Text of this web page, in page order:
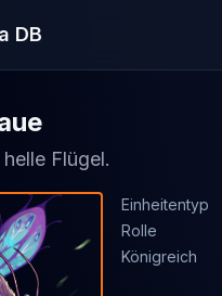
DB
Flügel.
Einheitentyp
Rolle
Königreich